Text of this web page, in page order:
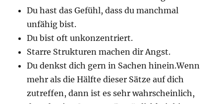
Du hast das Gefühl, dass du manchmal
unfähig bist.
Du bist oft unkonzentriert.
Starre Strukturen machen dir Angst.
Du denkst dich gern in Sachen hinein.Wenn
mehr als die Hälfte dieser Sätze auf dich
zutreffen, dann ist es sehr wahrscheinlich,